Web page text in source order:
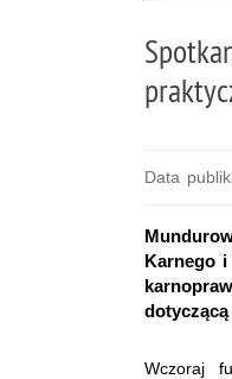
Data
Karnego
Wczoraj